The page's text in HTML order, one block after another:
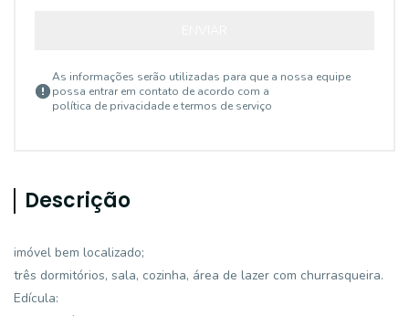
As informações serão utilizadas para que a nossa equipe
possa entrar em contato de acordo com a
política de privacidade e termos de serviço
Descrição
imóvel bem localizado;
três dormitórios, sala, cozinha, área de lazer com churrasqueira.
Edícula: